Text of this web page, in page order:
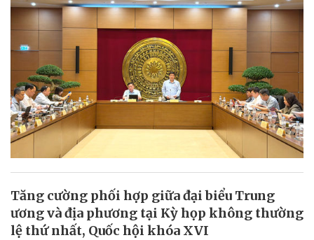
Tăng cường phối hợp giữa đại biểu Trung
ương và địa phương tại Kỳ họp không thường
lệ thứ nhất, Quốc hội khóa XVI